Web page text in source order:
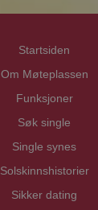
Startsiden
Om Møteplassen
Funksjoner
Søk single
Single synes
Solskinnshistorier
Sikker dating